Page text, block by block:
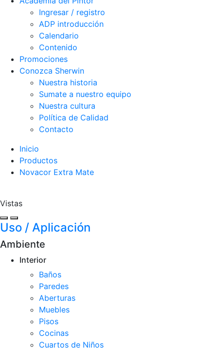
Ingresar / registro
ADP introducción
Calendario
Contenido
Promociones
Conozca Sherwin
Nuestra historia
Sumate a nuestro equipo
Nuestra cultura
Política de Calidad
Contacto
Inicio
Productos
Novacor Extra Mate
Vistas
Uso / Aplicación
Ambiente
Interior
Baños
Paredes
Aberturas
Muebles
Pisos
Cocinas
Cuartos de Niños